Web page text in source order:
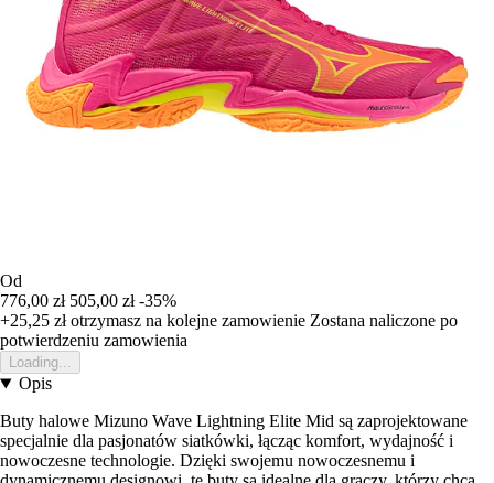
Od
776,00 zł 505,00 zł -35%
+25,25 złotrzymasz na kolejne zamowienie Zostana naliczone po
potwierdzeniu zamowienia
Loading...
Opis
Buty halowe Mizuno Wave Lightning Elite Mid są zaprojektowane
specjalnie dla pasjonatów siatkówki, łącząc komfort, wydajność i
nowoczesne technologie. Dzięki swojemu nowoczesnemu i